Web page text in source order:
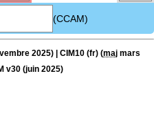
(CCAM)
2025) | CIM10 (fr) (maj mars
v30 (juin 2025)